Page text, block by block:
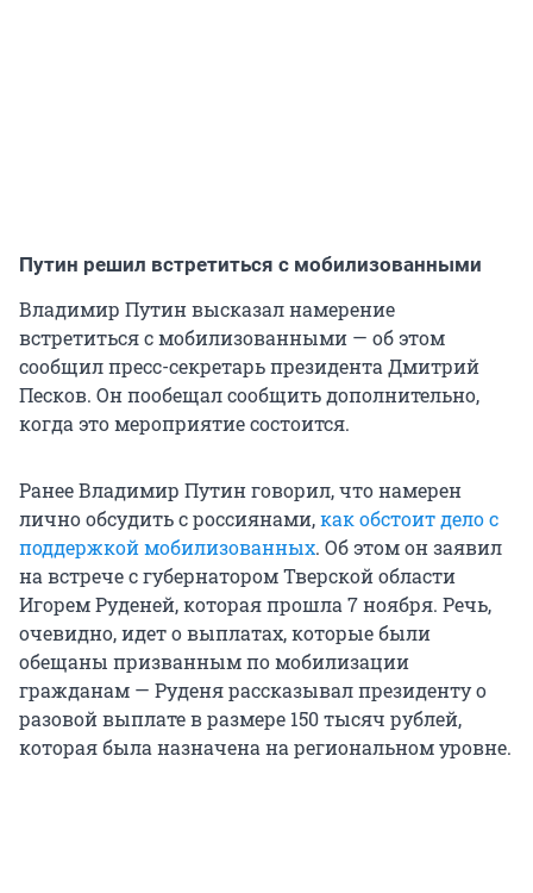
Путин решил встретиться с мобилизованными
Владимир Путин высказал намерение
встретиться с мобилизованными — об этом
сообщил пресс-секретарь президента Дмитрий
Песков. Он пообещал сообщить дополнительно,
когда это мероприятие состоится.
Ранее Владимир Путин говорил, что намерен
лично обсудить с россиянами,как обстоит дело с
поддержкой мобилизованных. Об этом он заявил
на встрече с губернатором Тверской области
Игорем Руденей, которая прошла 7 ноября. Речь,
очевидно, идет о выплатах, которые были
обещаны призванным по мобилизации
гражданам — Руденя рассказывал президенту о
разовой выплате в размере 150 тысяч рублей,
которая была назначена на региональном уровне.